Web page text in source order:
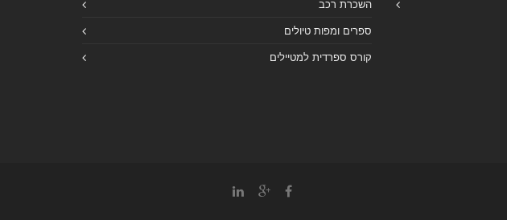
השכרת רכב
ספרים ומפות טיולים
קורס ספרדית למטיילים